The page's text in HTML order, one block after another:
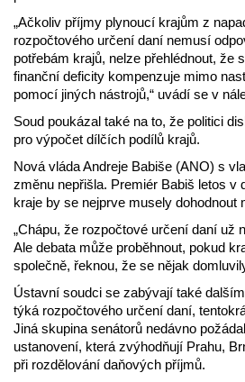
„Ačkoliv příjmy plynoucí krajům z
rozpočtového určení daní nemusí
potřebám krajů, nelze přehlédnout, že
finanční deficity kompenzuje mimo
pomocí jiných nástrojů,“ uvádí se v
Soud poukázal také na to, že politici
pro výpočet dílčích podílů krajů.
Nová vláda Andreje Babiše (ANO) s
změnu nepřišla. Premiér Babiš letos v
kraje by se nejprve musely dohodnout
„Chápu, že rozpočtové určení daní už
Ale debata může proběhnout, pokud
společně, řeknou, že se nějak
Ústavní soudci se zabývají také
týká rozpočtového určení daní,
Jiná skupina senátorů nedávno
ustanovení, která zvýhodňují Prahu,
při rozdělování daňových příjmů.